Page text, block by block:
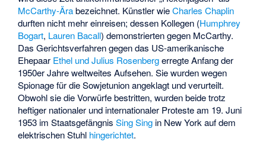
McCarthy-Ärabezeichnet. Künstler wieCharles Chaplin
durften nicht mehr einreisen; dessen Kollegen (Humphrey
Bogart, Lauren Bacall) demonstrierten gegen McCarthy.
Das Gerichtsverfahren gegen das US-amerikanische
Ehepaar Ethel und Julius Rosenbergerregte Anfang der
1950er Jahre weltweites Aufsehen. Sie wurden wegen
Spionage für die Sowjetunion angeklagt und verurteilt.
Obwohl sie die Vorwürfe bestritten, wurden beide trotz
heftiger nationaler und internationaler Proteste am 19. Juni
1953 im StaatsgefängnisSing Sing in New York auf dem
elektrischen Stuhl hingerichtet.